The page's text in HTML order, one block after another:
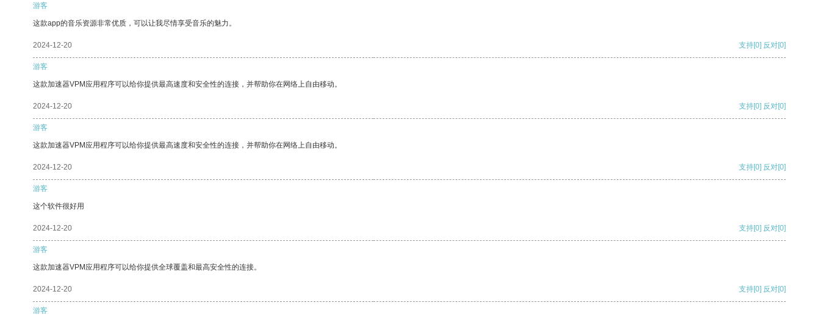
游客
这款app的音乐资源非常优质，可以让我尽情享受音乐的魅力。
2024-12-20 支持[0] 反对[0]
游客
这款加速器VPM应用程序可以给你提供最高速度和安全性的连接，并帮助你在网络上自由移动。
2024-12-20 支持[0] 反对[0]
游客
这款加速器VPM应用程序可以给你提供最高速度和安全性的连接，并帮助你在网络上自由移动。
2024-12-20 支持[0] 反对[0]
游客
这个软件很好用
2024-12-20 支持[0] 反对[0]
游客
这款加速器VPM应用程序可以给你提供全球覆盖和最高安全性的连接。
2024-12-20 支持[0] 反对[0]
游客